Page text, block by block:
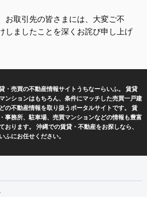
お取引先の皆さまには、大変ご不
しましたことを深くお詫び申し上げ
・売買の不動産情報サイトうちなーらいふ。 賃貸
ンションはもちろん、条件にマッチした売買一戸建
の不動産情報を取り扱うポータルサイトです。 賃
事務所、駐車場、売買マンションなどの情報も豊富
おります。 沖縄での賃貸・不動産をお探しなら、
ふにお任せください。